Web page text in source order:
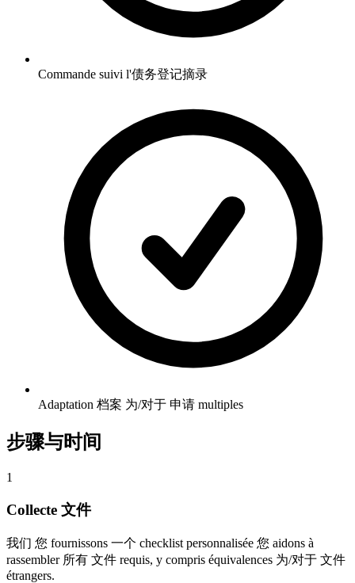
Commande suivi l'债务登记摘录
Adaptation 档案 为/对于 申请 multiples
步骤与时间
1
Collecte 文件
我们 您 fournissons 一个 checklist personnalisée 您 aidons à
rassembler 所有 文件 requis, y compris équivalences 为/对于 文件
étrangers.